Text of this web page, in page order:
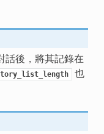
話後，將其記錄在
也